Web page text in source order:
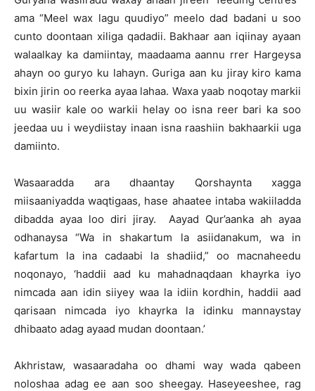
ama “Meel wax lagu quudiyo” meelo dad badani u soo
cunto doontaan xiliga qadadii. Bakhaar aan iqiinay ayaan
walaalkay ka damiintay, maadaama aannu rrer Hargeysa
ahayn oo guryo ku lahayn. Guriga aan ku jiray kiro kama
bixin jirin oo reerka ayaa lahaa. Waxa yaab noqotay markii
uu wasiir kale oo warkii helay oo isna reer bari ka soo
jeedaa uu i weydiistay inaan isna raashiin bakhaarkii uga
damiinto.
Wasaaradda ara dhaantay Qorshaynta xagga
miisaaniyadda waqtigaas, hase ahaatee intaba wakiiladda
dibadda ayaa loo diri jiray. Aayad Qur’aanka ah ayaa
odhanaysa “Wa in shakartum la asiidanakum, wa in
kafartum la ina cadaabi la shadiid,” oo macnaheedu
noqonayo, ‘haddii aad ku mahadnaqdaan khayrka iyo
nimcada aan idin siiyey waa la idiin kordhin, haddii aad
qarisaan nimcada iyo khayrka la idinku mannaystay
dhibaato adag ayaad mudan doontaan.’
Akhristaw, wasaaradaha oo dhami way wada qabeen
noloshaa adag ee aan soo sheegay. Haseyeeshee, rag